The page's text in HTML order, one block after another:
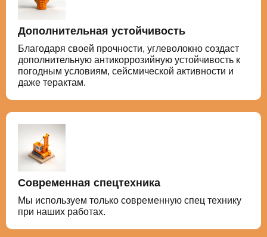
Дополнительная устойчивость
Благодаря своей прочности, углеволокно создаст
дополнительную антикоррозийную устойчивость к
погодным условиям, сейсмической активности и
даже терактам.
Современная спецтехника
Мы используем только современную спец технику
при наших работах.